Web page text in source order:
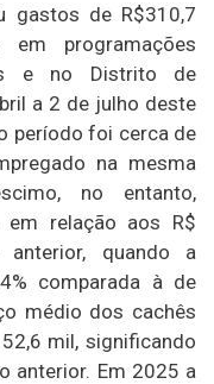
gastos de R$310,7
programações
e no Distrito de
a 2 de julho deste
período foi cerca de
na mesma
no entanto,
em relação aos R$
quando a
comparada à de
médio dos cachês
mil, significando
anterior. Em 2025 a